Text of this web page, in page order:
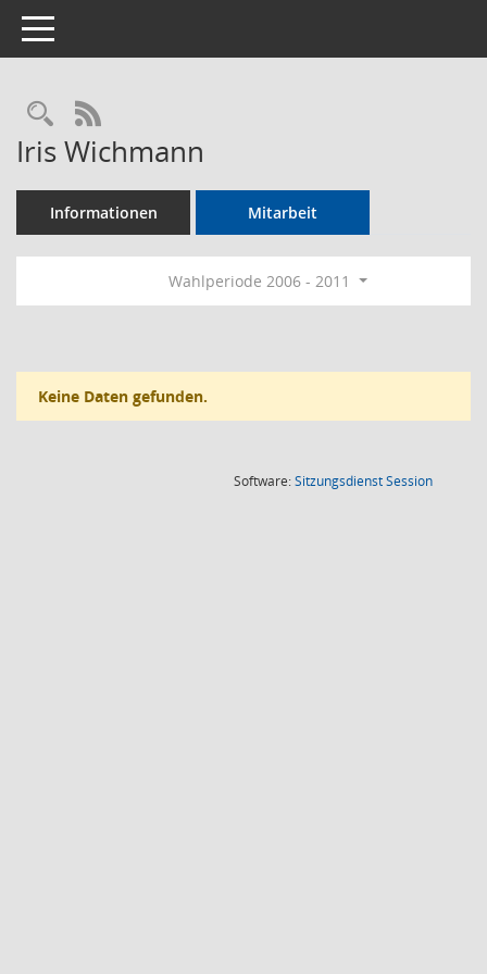
Toggle navigation
Rechercheauswahl
RSS-Feed
Iris Wichmann
Informationen Mitarbeit
Wahlperiode 2006 - 2011
Keine Daten gefunden.
Software:SitzungsdienstSession(Wird in